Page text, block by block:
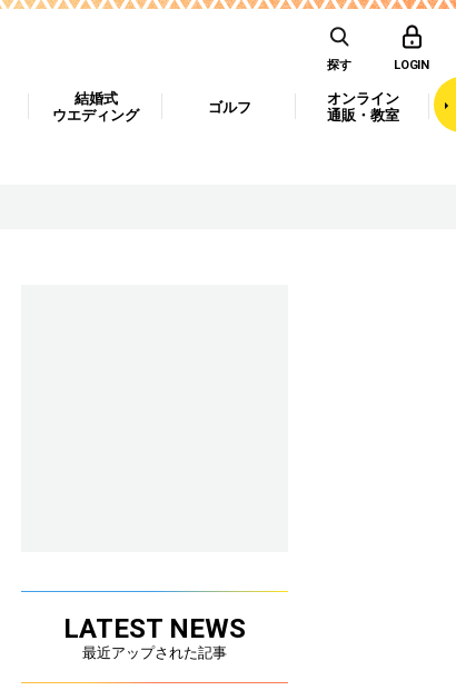
探す LOGIN
結婚式
ウエディング
ゴルフ
オンライン
通販・教室
LATEST NEWS
最近アップされた記事